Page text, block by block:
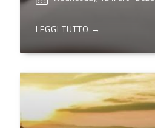
LEGGI TUTTO →